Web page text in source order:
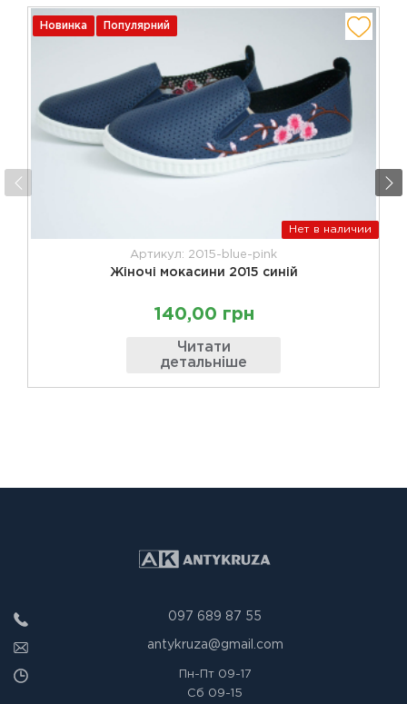
Новинка Популярний
Нет в наличии
Артикул: 2015-blue-pink
Жіночі мокасини 2015 синій
140,00 грн
Читати
детальніше
097 689 87 55
antykruza@gmail.com
Пн-Пт09-17
Сб 09-15